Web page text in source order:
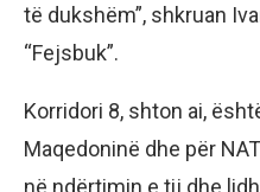
të dukshëm”, shkruan
“Fejsbuk”.
Korridori 8, shton ai,
Maqedoninë dhe për
në ndërtimin e tij dhe